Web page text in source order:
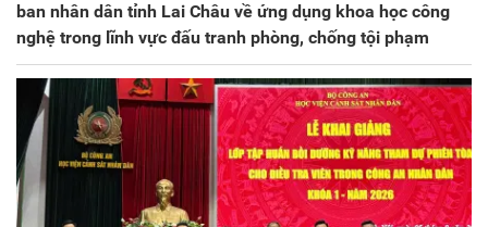
ban nhân dân tỉnh Lai Châu về ứng dụng khoa học công
nghệ trong lĩnh vực đấu tranh phòng, chống tội phạm